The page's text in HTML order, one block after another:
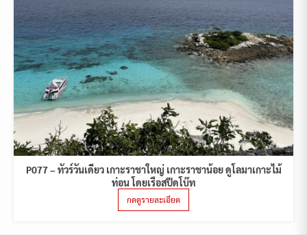
P077 – ทัวร์วันเดียว เกาะราชาใหญ่ เกาะราชาน้อย ดูโลมาเกาะไม้
ท่อน โดยเรือสปีดโบ๊ท
กดดูรายละเอียด